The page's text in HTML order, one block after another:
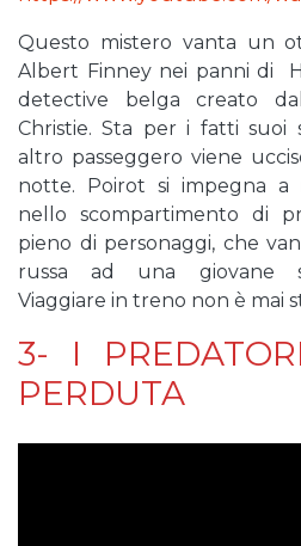
Questo mistero vanta un
Albert Finney nei panni di
detective belga creato
Christie. Sta per i fatti
altro passeggero viene
notte. Poirot si impegna a
nello scompartimento di
pieno di personaggi, che
russa ad una giovane
Viaggiare in treno non è mai
3- I
PERDUTA